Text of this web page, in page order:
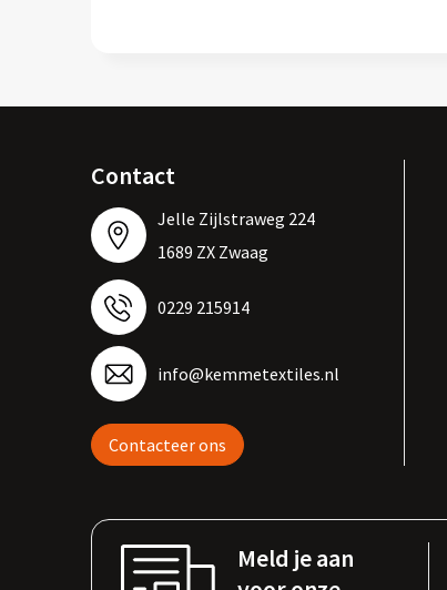
Contact
Jelle Zijlstraweg 224
1689 ZX Zwaag
0229 215914
info@kemmetextiles.nl
Contacteer ons
Meld je aan